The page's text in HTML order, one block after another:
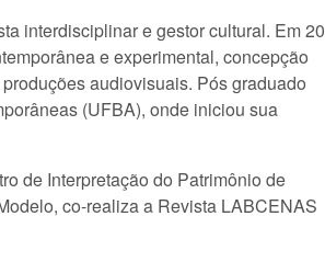
interdisciplinar e gestor cultural. Em 20
e experimental, concepção
audiovisuais. Pós graduado
(UFBA), onde iniciou sua
de Interpretação do Patrimônio de
co-realiza a Revista LABCENAS